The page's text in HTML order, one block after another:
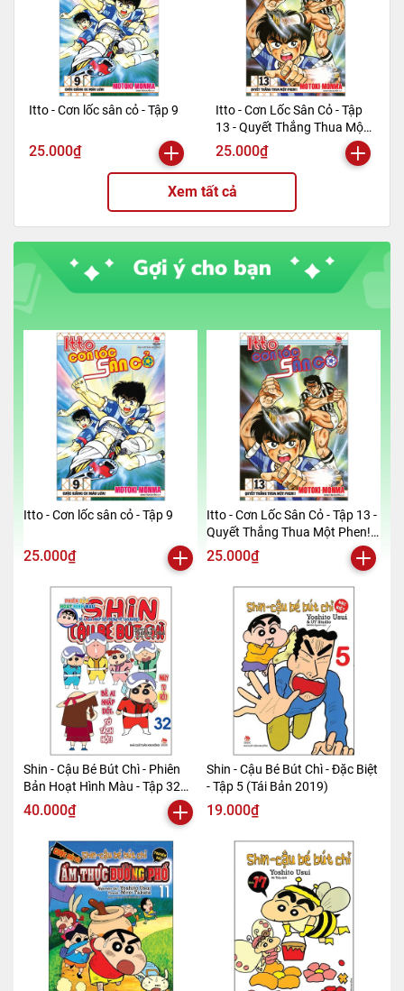
Itto - Cơn lốc sân cỏ - Tập 9
25.000₫
Itto - Cơn Lốc Sân Cỏ - Tập
13 - Quyết Thắng Thua Một
Phen!! (Tái Bản 2024)
25.000₫
Xem tất cả
Itto - Cơn lốc sân cỏ - Tập 9
25.000₫
Itto - Cơn Lốc Sân Cỏ - Tập 13 -
Quyết Thắng Thua Một Phen!!
(Tái Bản 2024)
25.000₫
Shin - Cậu Bé Bút Chì - Phiên
Bản Hoạt Hình Màu - Tập 32
(Tái Bản 2019)
40.000₫
Shin - Cậu Bé Bút Chì - Đặc Biệt
- Tập 5 (Tái Bản 2019)
19.000₫